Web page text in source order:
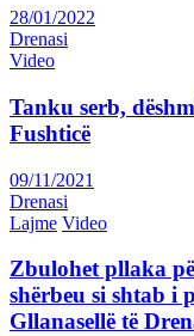
28/01/2022
Drenasi
Video
Tanku serb,
Fushticë
09/11/2021
Drenasi
Lajme Video
Zbulohet pllaka
shërbeu si shtab i
Gllanasellë të